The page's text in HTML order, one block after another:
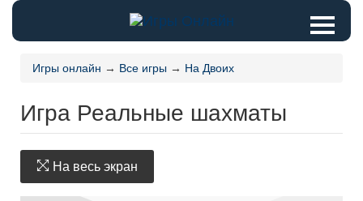
Игры онлайн → Все игры → На Двоих
Игра Реальные шахматы
На весь экран